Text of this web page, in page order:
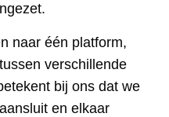
naar één platform,
verschillende
bij ons dat we
en elkaar